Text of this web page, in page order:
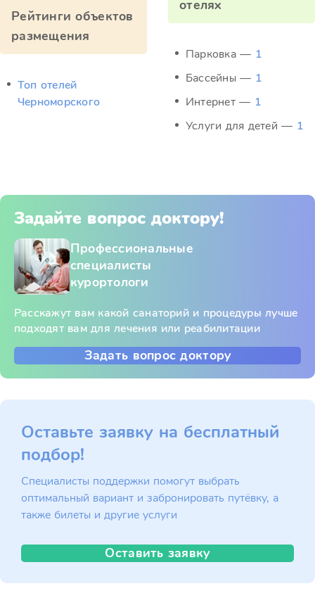
Рейтинги объектов
размещения
Топ отелей
Черноморского
отелях
Парковка — 1
Бассейны — 1
Интернет — 1
Услуги для детей — 1
Задайте вопрос доктору!
Профессиональные
специалисты
курортологи
Расскажут вам какой санаторий и процедуры лучше
подходят вам для лечения или реабилитации
Задать вопрос доктору
Оставьте заявку на бесплатный
подбор!
Специалисты поддержки помогут выбрать
оптимальный вариант и забронировать путёвку, а
также билеты и другие услуги
Оставить заявку